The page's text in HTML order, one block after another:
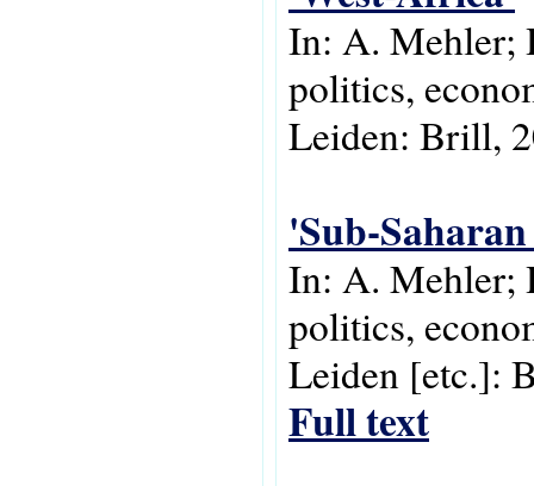
In: A. Mehler;
politics,
Leiden: Brill,
'Sub-
In: A. Mehler;
politics,
Leiden [etc.]:
Full text